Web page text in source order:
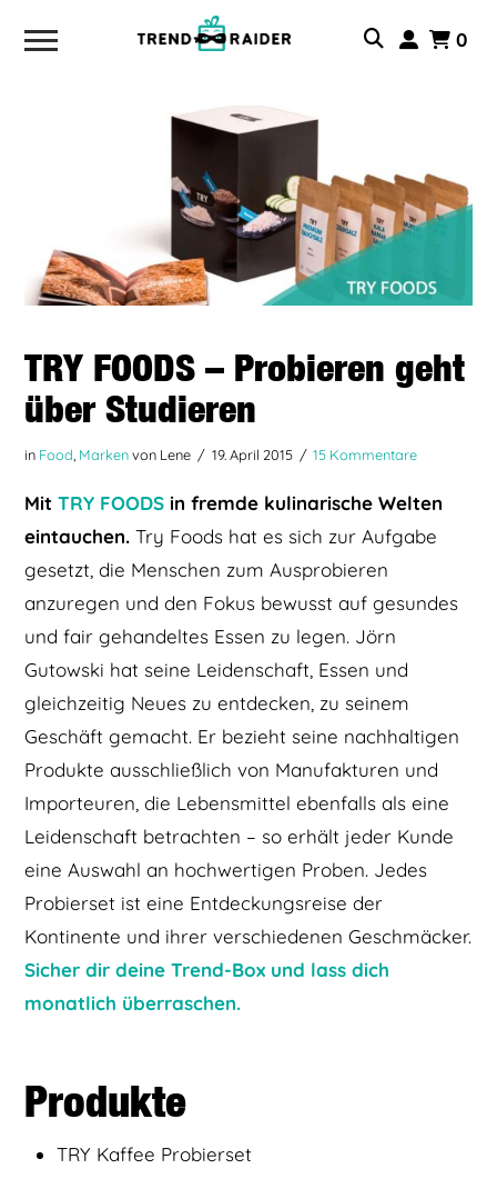
0
TRY FOODS – Probieren geht
über Studieren
in Food, Markenvon Lene 19. April 2015 15 Kommentare
MitTRY FOODS in fremde kulinarische Welten
eintauchen. Try Foods hat es sich zur Aufgabe
gesetzt, die Menschen zum Ausprobieren
anzuregen und den Fokus bewusst auf gesundes
und fair gehandeltes Essen zu legen. Jörn
Gutowski hat seine Leidenschaft, Essen und
gleichzeitig Neues zu entdecken, zu seinem
Geschäft gemacht. Er bezieht seine nachhaltigen
Produkte ausschließlich von Manufakturen und
Importeuren, die Lebensmittel ebenfalls als eine
Leidenschaft betrachten – so erhält jeder Kunde
eine Auswahl an hochwertigen Proben. Jedes
Probierset ist eine Entdeckungsreise der
Kontinente und ihrer verschiedenen Geschmäcker.
Sicher dir deine Trend-Box und lass dich
monatlich überraschen.
Produkte
TRY Kaffee Probierset